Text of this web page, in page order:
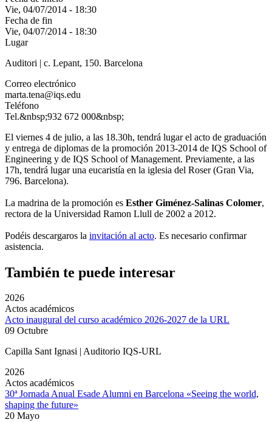
Vie, 04/07/2014 - 18:30
Fecha de fin
Vie, 04/07/2014 - 18:30
Lugar
Auditori | c. Lepant, 150. Barcelona
Correo electrónico
marta.tena@iqs.edu
Teléfono
Tel.&nbsp;932 672 000&nbsp;
El viernes 4 de julio, a las 18.30h, tendrá lugar el acto de graduación
y entrega de diplomas de la promoción 2013-2014 de IQS School of
Engineering y de IQS School of Management. Previamente, a las
17h, tendrá lugar una eucaristía en la iglesia del Roser (Gran Via,
796. Barcelona).
La madrina de la promoción es Esther Giménez-Salinas Colomer,
rectora de la Universidad Ramon Llull de 2002 a 2012.
Podéis descargaros la invitación al acto. Es necesario confirmar
asistencia.
También te puede interesar
2026
Actos académicos
Acto inaugural del curso académico 2026-2027 de la URL
09 Octubre
Capilla Sant Ignasi | Auditorio IQS-URL
2026
Actos académicos
30ª Jornada Anual Esade Alumni en Barcelona «Seeing the world,
shaping the future»
20 Mayo